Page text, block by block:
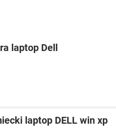
laptop Dell
laptop DELL win xp